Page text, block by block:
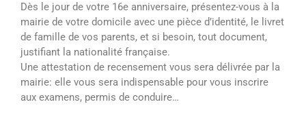
Dès le jour de votre 16e anniversaire, présentez-vous à la
mairie de votre domicile avec une pièce d’identité, le livret
de famille de vos parents, et si besoin, tout document,
justifiant la nationalité française.
Une attestation de recensement vous sera délivrée par la
mairie: elle vous sera indispensable pour vous inscrire
aux examens, permis de conduire…